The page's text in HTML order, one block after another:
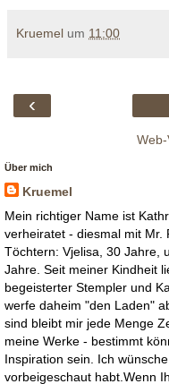
Kruemel um 11:00
‹
Über mich
Kruemel
Mein richtiger Name ist
verheiratet - diesmal mit Mr.
Töchtern: Vjelisa, 30 Jahre,
Jahre. Seit meiner Kindheit
begeisterter Stempler und
werfe daheim "den Laden"
sind bleibt mir jede Menge
meine Werke - bestimmt
Inspiration sein. Ich
vorbeigeschaut habt.Wenn